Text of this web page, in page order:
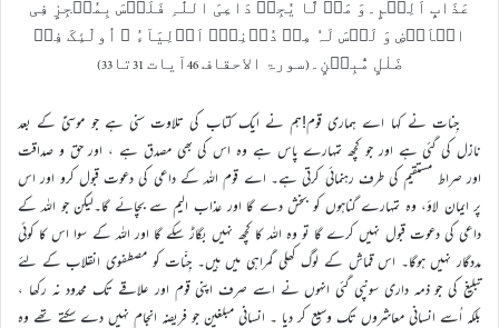
عَذَابٍ اَلِیۡمٍ۔وَ مَنۡ لَّا یُجِبۡ دَاعِیَ اللّٰہِ فَلَیۡسَ بِمُعۡجِزٍ فِی
الۡاَرۡضِ وَ لَیۡسَ لَہٗ مِنۡ دُوۡنِہٖۤ اَوۡلِیَآءُ ؕ اُولٰٓئِکَ فِیۡ
ضَلٰلٍ مُّبِیۡنٍ۔(سورۃ الاحقاف 46آیات 31تا33)
جِنات نے کہا اے ہماری قوم!ہم نے ایک کتاب کی تلاوت سنی ہے جو موسیٰؑ کے بعد
نازل کی گئی ہے اور جو کچھ تمہارے پاس ہے وہ اس کی بھی مصدق ہے ، اور حق و صداقت
اور صراط مستقیم کی طرف رہنمائی کرتی ہے۔ اے قوم اللہ کے داعی کی دعوت قبول کرو اور اس
پر ایمان لاؤ، وہ تمہارے گناہوں کو بخش دے گا اور عذاب الیم سے بچائے گا۔لیکن جو اللہ کے
داعی کی دعوت قبول نہیں کرے گا تو وہ اللہ کا کچھ نہیں بگاڑ سکے گا اور اللہ کے سوا اس کا کوئی
مددگار نہیں ہوگا۔ اس قماش کے لوگ کھلی گمراہی میں ہیں۔ جِنّات کو مصطفوی انقلاب کے لئے
تبلیغ کی جو ذمہ داری سونپی گئی انہوں نے اسے صرف اپنی قوم اور علاقے تک محدود نہ رکھا ،
بلکہ اُسے انسانی معاشروں تک وسیع کر دیا ۔ انسانی مبلغین جو فریضہ انجام نہیں دے سکتے تھے وہ